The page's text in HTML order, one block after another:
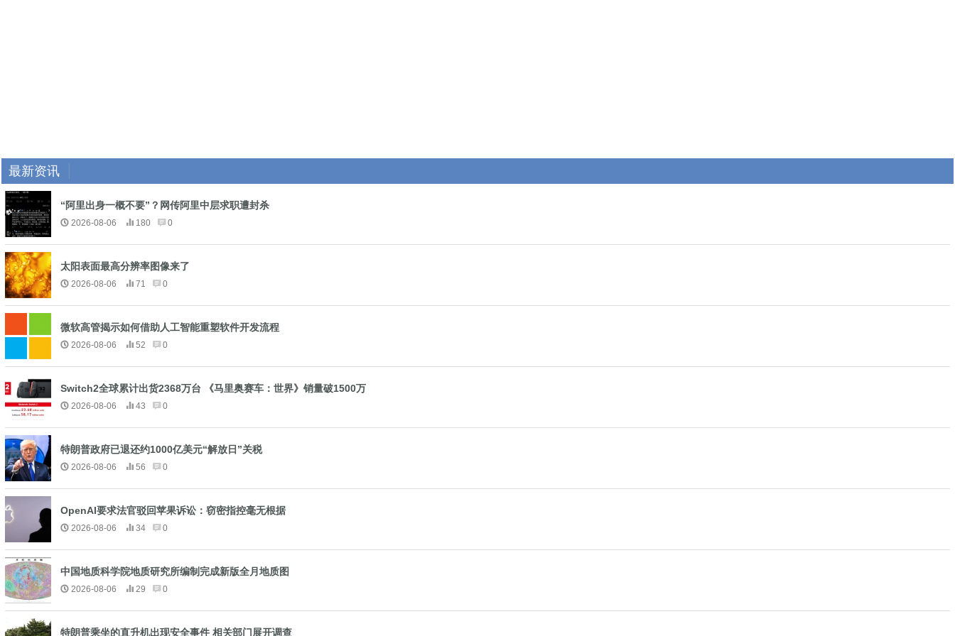
最新资讯
“阿里出身一概不要”？网传阿里中层求职遭封杀
2026-08-06 180 0
太阳表面最高分辨率图像来了
2026-08-06 71 0
微软高管揭示如何借助人工智能重塑软件开发流程
2026-08-06 52 0
Switch2全球累计出货2368万台 《马里奥赛车：世界》销量破1500万
2026-08-06 43 0
特朗普政府已退还约1000亿美元“解放日”关税
2026-08-06 56 0
OpenAI要求法官驳回苹果诉讼：窃密指控毫无根据
2026-08-06 34 0
中国地质科学院地质研究所编制完成新版全月地质图
2026-08-06 29 0
特朗普乘坐的直升机出现安全事件 相关部门展开调查